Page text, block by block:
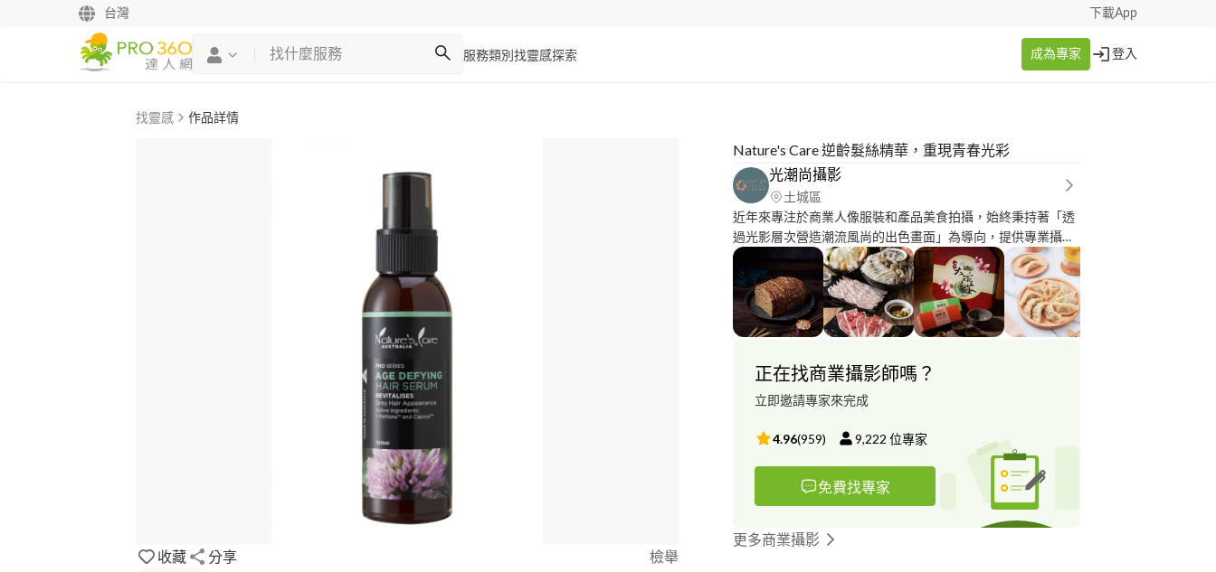
台灣 下載App
服務類別 找靈感探索 成為專家 登入
找靈感 作品詳情
收藏 分享 檢舉
Nature's Care 逆齡髮絲精華，重現青春光彩
光潮尚攝影
土城區
近年來專注於商業人像服裝和產品美食拍攝，始終秉持著「透
過光影層次營造潮流風尚的出色畫面」為導向，提供專業攝影
燈光器材和多樣風格拍攝道具和背景來提升服務品質。
正在找商業攝影師嗎？
立即邀請專家來完成
4.96(959) 9,222 位專家
免費找專家
更多商業攝影